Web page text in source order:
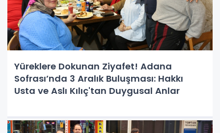
Yüreklere Dokunan Ziyafet! Adana
Sofrası’nda 3 Aralık Buluşması: Hakkı
Usta ve Aslı Kılıç'tan Duygusal Anlar